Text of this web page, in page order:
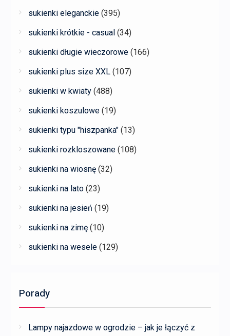
sukienki eleganckie (395)
sukienki krótkie - casual (34)
sukienki długie wieczorowe (166)
sukienki plus size XXL (107)
sukienki w kwiaty (488)
sukienki koszulowe (19)
sukienki typu "hiszpanka" (13)
sukienki rozkloszowane (108)
sukienki na wiosnę (32)
sukienki na lato (23)
sukienki na jesień (19)
sukienki na zimę (10)
sukienki na wesele (129)
Porady
Lampy najazdowe w ogrodzie – jak je łączyć z